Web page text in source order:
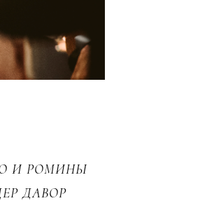
И РОМИНЫ
ДАВОР